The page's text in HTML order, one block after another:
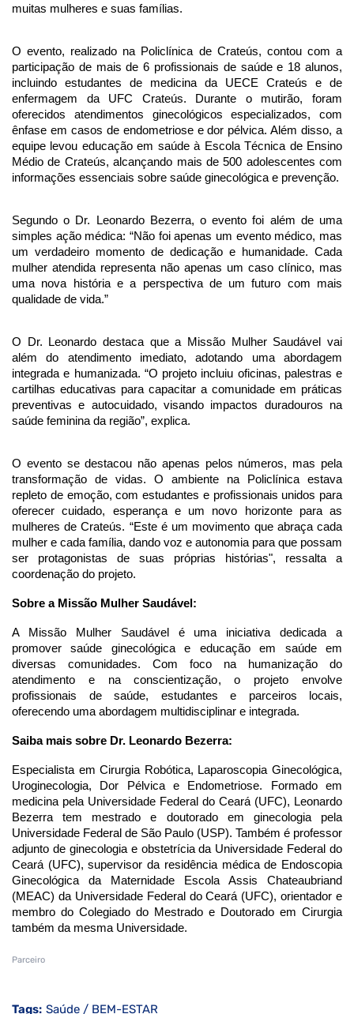
muitas mulheres e suas famílias.
O evento, realizado na Policlínica de Crateús, contou com a
participação de mais de 6 profissionais de saúde e 18 alunos,
incluindo estudantes de medicina da UECE Crateús e de
enfermagem da UFC Crateús. Durante o mutirão, foram
oferecidos atendimentos ginecológicos especializados, com
ênfase em casos de endometriose e dor pélvica. Além disso, a
equipe levou educação em saúde à Escola Técnica de Ensino
Médio de Crateús, alcançando mais de 500 adolescentes com
informações essenciais sobre saúde ginecológica e prevenção.
Segundo o Dr. Leonardo Bezerra, o evento foi além de uma
simples ação médica: “Não foi apenas um evento médico, mas
um verdadeiro momento de dedicação e humanidade. Cada
mulher atendida representa não apenas um caso clínico, mas
uma nova história e a perspectiva de um futuro com mais
qualidade de vida.”
O Dr. Leonardo destaca que a Missão Mulher Saudável vai
além do atendimento imediato, adotando uma abordagem
integrada e humanizada. “O projeto incluiu oficinas, palestras e
cartilhas educativas para capacitar a comunidade em práticas
preventivas e autocuidado, visando impactos duradouros na
saúde feminina da região”, explica.
O evento se destacou não apenas pelos números, mas pela
transformação de vidas. O ambiente na Policlínica estava
repleto de emoção, com estudantes e profissionais unidos para
oferecer cuidado, esperança e um novo horizonte para as
mulheres de Crateús. “Este é um movimento que abraça cada
mulher e cada família, dando voz e autonomia para que possam
ser protagonistas de suas próprias histórias", ressalta a
coordenação do projeto.
Sobre a Missão Mulher Saudável:
A Missão Mulher Saudável é uma iniciativa dedicada a
promover saúde ginecológica e educação em saúde em
diversas comunidades. Com foco na humanização do
atendimento e na conscientização, o projeto envolve
profissionais de saúde, estudantes e parceiros locais,
oferecendo uma abordagem multidisciplinar e integrada.
Saiba mais sobre Dr. Leonardo Bezerra:
Especialista em Cirurgia Robótica, Laparoscopia Ginecológica,
Uroginecologia, Dor Pélvica e Endometriose. Formado em
medicina pela Universidade Federal do Ceará (UFC), Leonardo
Bezerra tem mestrado e doutorado em ginecologia pela
Universidade Federal de São Paulo (USP). Também é professor
adjunto de ginecologia e obstetrícia da Universidade Federal do
Ceará (UFC), supervisor da residência médica de Endoscopia
Ginecológica da Maternidade Escola Assis Chateaubriand
(MEAC) da Universidade Federal do Ceará (UFC), orientador e
membro do Colegiado do Mestrado e Doutorado em Cirurgia
também da mesma Universidade.
Parceiro
Tags: Saúde / BEM-ESTAR